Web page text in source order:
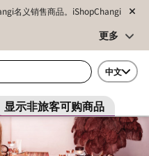
名义销售商品。iShopChangi
更多
中文
显示非旅客可购商品